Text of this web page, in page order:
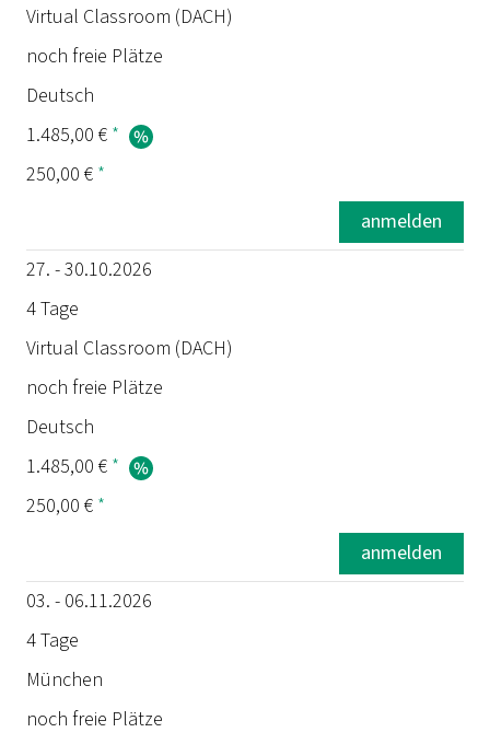
Virtual Classroom (DACH)
noch freie Plätze
Deutsch
1.485,00 € *
250,00 € *
anmelden
27. - 30.10.2026
4 Tage
Virtual Classroom (DACH)
noch freie Plätze
Deutsch
1.485,00 € *
250,00 € *
anmelden
03. - 06.11.2026
4 Tage
München
noch freie Plätze